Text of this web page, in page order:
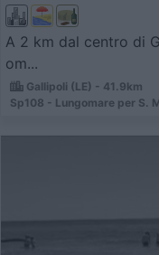
A 2 km dal centro di
om...
Gallipoli (LE) - 41.9km
Sp108 - Lungomare per S.